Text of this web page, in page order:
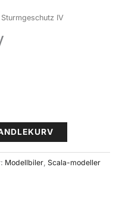
IV
Modellbiler Scala-modeller